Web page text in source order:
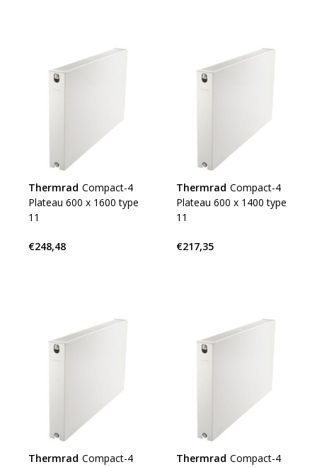
Thermrad Compact-4
Plateau 600 x 1600 type
11
€248,48
Thermrad Compact-4
Plateau 600 x 1400 type
11
€217,35
Thermrad Compact-4
Thermrad Compact-4